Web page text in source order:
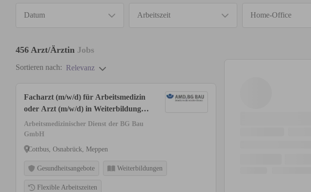
Datum Arbeitszeit Home-Office
456 Arzt/Ärztin Jobs
Sortieren nach: Relevanz
Facharzt (m/w/d) für Arbeitsmedizin
oder Arzt (m/w/d) in Weiterbildung
Arbeitsmedizin
Arbeitsmedizinischer Dienst der BG Bau
GmbH
Cottbus, Osnabrück, Meppen
Gesundheitsangebote Weiterbildungen
Flexible Arbeitszeiten